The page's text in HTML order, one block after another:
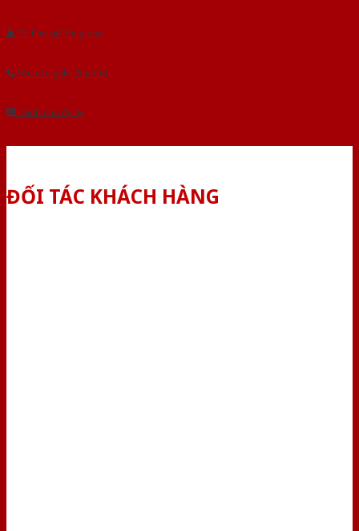
Tải báo giá tổng hợp
Yêu cầu gọi lại (3 phút)
Dành cho đại lý
ĐỐI TÁC KHÁCH HÀNG